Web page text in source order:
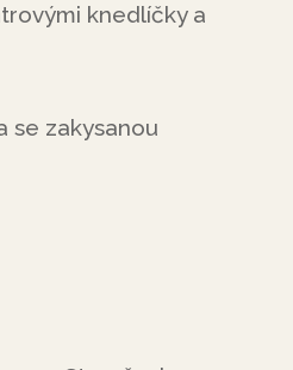
knedlíčky a
zakysanou